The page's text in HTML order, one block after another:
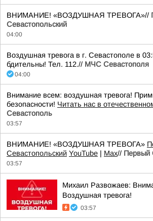
ВНИМАНИЕ! «ВОЗДУШНАЯ ТРЕВОГА»//
Севастопольский
04:00
Воздушная тревога в г. Севастополе в
бдительны! Тел. 112.// МЧС Севастополя
04:00
Внимание всем: воздушная тревога!
безопасности! Читать нас в
Севастополь
03:57
ВНИМАНИЕ! «ВОЗДУШНАЯ ТРЕВОГА»
Севастопольский YouTube | Max// Первый
03:57
Михаил Развожаев:
Воздушная тревога!
03:57